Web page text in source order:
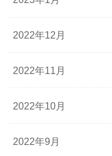
2022年12月
2022年11月
2022年10月
2022年9月